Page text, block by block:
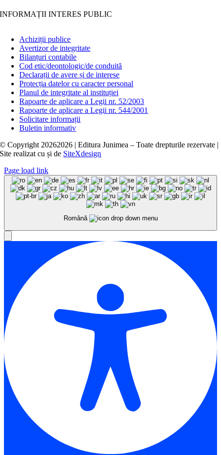
INFORMAȚII INTERES PUBLIC
Achiziții publice
Avertizor de integritate
Bilanțuri contabile
Cod etic/deontologic/de conduită
Declarații de avere și de interese
Protecția datelor cu caracter personal
Planul de integritate al instituției
Rapoarte de aplicare a Legii nr. 52/2003
Rapoarte de aplicare a Legii nr. 544/2001
Solicitare informații
Buletin informativ
© Copyright 20262026 | Editura Junimea – Toate drepturile rezervate |
Site realizat cușide SiteXdesign
Page load link
Română